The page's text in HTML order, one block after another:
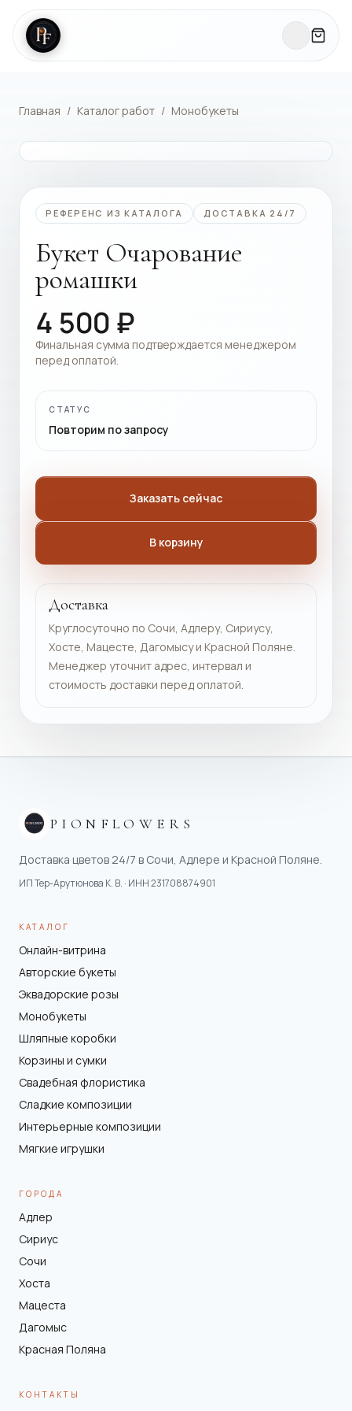
Главная / Каталог работ / Монобукеты
РЕФЕРЕНС ИЗ КАТАЛОГА ДОСТАВКА 24/7
Букет Очарование
ромашки
4 500 ₽
Финальная сумма подтверждается менеджером
перед оплатой.
СТАТУС
Повторим по запросу
Заказать сейчас
В корзину
Доставка
Круглосуточно по Сочи, Адлеру, Сириусу,
Хосте, Мацесте, Дагомысу и Красной Поляне.
Менеджер уточнит адрес, интервал и
стоимость доставки перед оплатой.
PIONFLOWERS
Доставка цветов 24/7 в Сочи, Адлере и Красной Поляне.
ИП Тер-Арутюнова К. В. · ИНН231708874901
КАТАЛОГ
Онлайн-витрина
Авторские букеты
Эквадорские розы
Монобукеты
Шляпные коробки
Корзины и сумки
Свадебная флористика
Сладкие композиции
Интерьерные композиции
Мягкие игрушки
ГОРОДА
Адлер
Сириус
Сочи
Хоста
Мацеста
Дагомыс
Красная Поляна
КОНТАКТЫ